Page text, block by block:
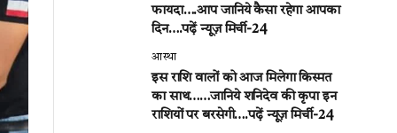
फायदा….आप जानिये कैसा रहेगा आपका
दिन….पढ़ें न्यूज़ मिर्ची-24
आस्था
इस राशि वालों को आज मिलेगा किस्मत
का साथ……जानिये शनिदेव की कृपा इन
राशियों पर बरसेगी….पढ़ें न्यूज़ मिर्ची-24